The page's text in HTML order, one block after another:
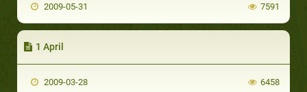
2009-05-31 7591
1 April
2009-03-28 6458